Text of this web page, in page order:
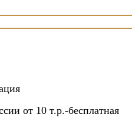
от 10 т.р.-бесплатная